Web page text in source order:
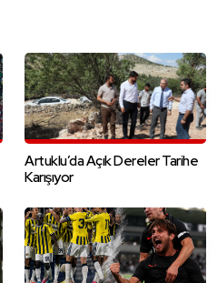
Artuklu’da Açık Dereler Tarihe
Karışıyor